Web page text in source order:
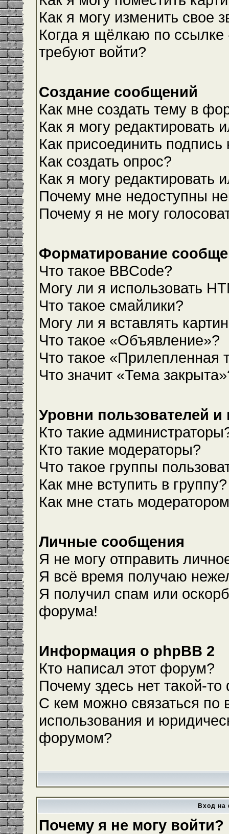
Как я могу изменить свое
Когда я щёлкаю по ссылке
требуют войти?
Создание сообщений
Как мне создать тему в
Как я могу редактировать
Как присоединить
Как создать опрос?
Как я могу редактировать
Почему мне недоступны
Почему я не могу
Форматирование
Что такое BBCode?
Могу ли я использовать
Что такое смайлики?
Могу ли я вставлять
Что такое «Объявление»?
Что такое «Прилепленная
Что значит «Тема
Уровни пользователей и
Кто такие
Кто такие модераторы?
Что такое группы
Как мне вступить в группу?
Как мне стать
Личные сообщения
Я не могу отправить
Я всё время получаю
Я получил спам или
форума!
Информация о phpBB 2
Кто написал этот форум?
Почему здесь нет такой-
С кем можно связаться по
использования и
форумом?
Вход на
Почему я не могу войти?